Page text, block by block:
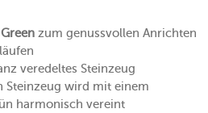
zum genussvollen Anrichten
veredeltes Steinzeug
Steinzeug wird mit einem
harmonisch vereint